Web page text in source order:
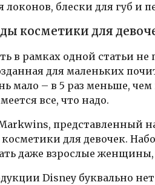
локонов, блески для губ и
косметики для
в рамках одной статьи
для маленьких
мало – в 5 раз меньше,
все, что надо.
представленный
косметики для девочек.
даже взрослые женщины,
Disney буквально